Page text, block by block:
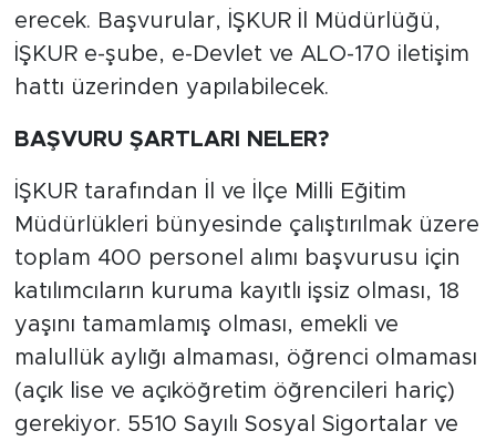
erecek. Başvurular, İŞKUR İl Müdürlüğü,
İŞKUR e-şube, e-Devlet ve ALO-170 iletişim
hattı üzerinden yapılabilecek.
BAŞVURU ŞARTLARI NELER?
İŞKUR tarafından İl ve İlçe Milli Eğitim
Müdürlükleri bünyesinde çalıştırılmak üzere
toplam 400 personel alımı başvurusu için
katılımcıların kuruma kayıtlı işsiz olması, 18
yaşını tamamlamış olması, emekli ve
malullük aylığı almaması, öğrenci olmaması
(açık lise ve açıköğretim öğrencileri hariç)
gerekiyor. 5510 Sayılı Sosyal Sigortalar ve